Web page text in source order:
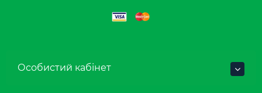
Особистий кабінет